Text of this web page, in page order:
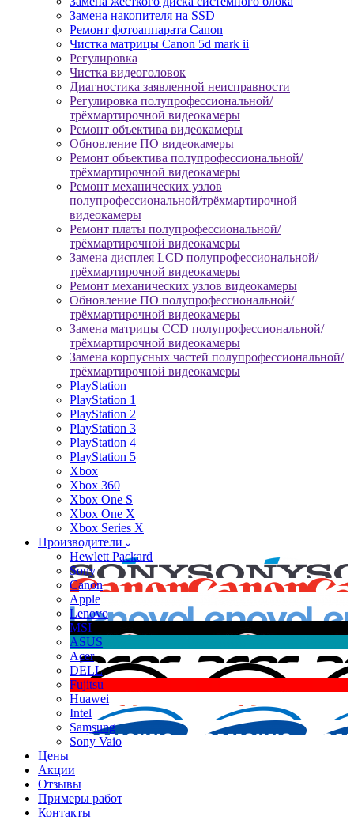
Замена накопителя на SSD
Ремонт фотоаппарата Canon
Чистка матрицы Canon 5d mark ii
Регулировка
Чистка видеоголовок
Диагностика заявленной неисправности
Регулировка полупрофессиональной/
трёхмартирочной видеокамеры
Ремонт объектива видеокамеры
Обновление ПО видеокамеры
Ремонт объектива полупрофессиональной/
трёхмартирочной видеокамеры
Ремонт механических узлов
полупрофессиональной/трёхмартирочной
видеокамеры
Ремонт платы полупрофессиональной/
трёхмартирочной видеокамеры
Замена дисплея LCD полупрофессиональной/
трёхмартирочной видеокамеры
Ремонт механических узлов видеокамеры
Обновление ПО полупрофессиональной/
трёхмартирочной видеокамеры
Замена матрицы CCD полупрофессиональной/
трёхмартирочной видеокамеры
Замена корпусных частей полупрофессиональной/
трёхмартирочной видеокамеры
PlayStation
PlayStation 1
PlayStation 2
PlayStation 3
PlayStation 4
PlayStation 5
Xbox
Xbox 360
Xbox One S
Xbox One X
Xbox Series X
Производители
Hewlett Packard
Sony
Canon
Apple
Lenovo
MSI
ASUS
Acer
DELL
Fujitsu
Huawei
Intel
Samsung
Sony Vaio
Цены
Акции
Отзывы
Примеры работ
Контакты